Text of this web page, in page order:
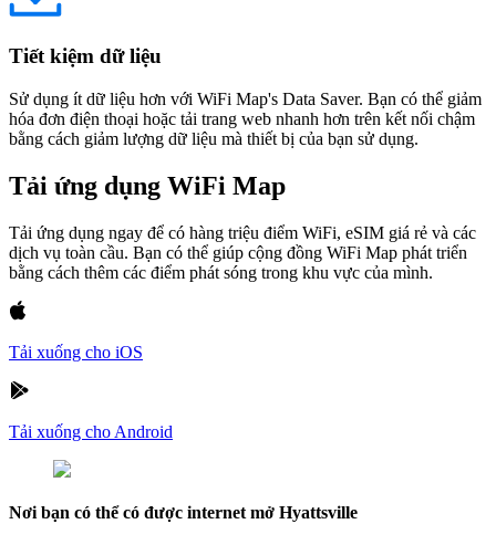
Tiết kiệm dữ liệu
Sử dụng ít dữ liệu hơn với WiFi Map's Data Saver. Bạn có thể giảm
hóa đơn điện thoại hoặc tải trang web nhanh hơn trên kết nối chậm
bằng cách giảm lượng dữ liệu mà thiết bị của bạn sử dụng.
Tải ứng dụng WiFi Map
Tải ứng dụng ngay để có hàng triệu điểm WiFi, eSIM giá rẻ và các
dịch vụ toàn cầu. Bạn có thể giúp cộng đồng WiFi Map phát triển
bằng cách thêm các điểm phát sóng trong khu vực của mình.
Tải xuống cho iOS
Tải xuống cho Android
Nơi bạn có thể có được internet mở Hyattsville